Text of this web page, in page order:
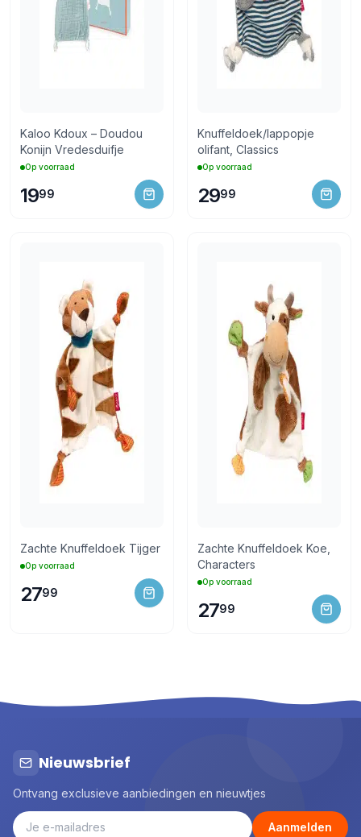
Kaloo Kdoux – Doudou
Konijn Vredesduifje
Op voorraad
1999
Knuffeldoek/lappopje
olifant, Classics
Op voorraad
2999
Zachte Knuffeldoek Tijger
Op voorraad
2799
Zachte Knuffeldoek Koe,
Characters
Op voorraad
2799
Nieuwsbrief
Ontvang exclusieve aanbiedingen en nieuwtjes
Aanmelden